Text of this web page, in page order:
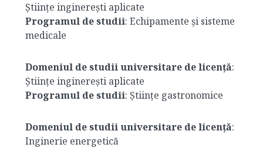
Științe inginerești aplicate
Programul de studii: Echipamente și sisteme
medicale
Domeniul de studii universitare de licență:
Științe inginerești aplicate
Programul de studii: Științe gastronomice
Domeniul de studii universitare de licență:
Inginerie energetică